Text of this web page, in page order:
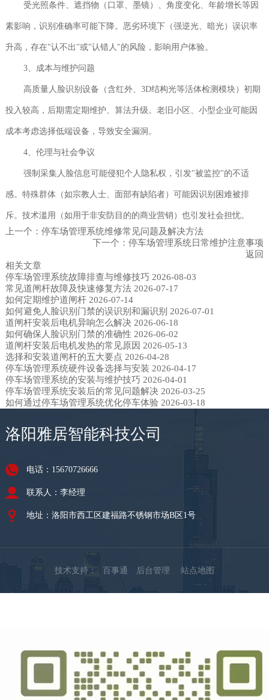
受光照条件、遮挡物（口罩、墨镜）、角度变化、年龄增长等因
素影响，识别准确率可能下降。恶劣环境下（强逆光、暗光）误识率
升高，存在"认不出"或"认错人"的风险，影响用户体验。
3、成本与维护问题
高质量人脸识别设备（含红外、3D结构光等活体检测模块）初期
投入较高，后期需定期维护、算法升级。老旧小区、小型企业可能因
成本考虑选择低端设备，导致安全漏洞。
4、伦理与社会争议
强制采集人脸信息可能侵犯个人隐私权，引发"被监控"的不适
感。特殊群体（如宗教人士、面部有缺陷者）可能因识别困难被排
斥。技术滥用（如用于非安防目的的商业营销）也引发社会担忧。
上一个： 停车场管理系统维修常见问题及解决方法
下一个：停车场管理系统日常维护注意事项
返回
相关文章
停车场管理系统故障排查与维修技巧 2026-08-03
常见道闸杆故障及快速修复方法 2026-07-17
如何定期维护道闸杆 2026-07-14
如何避免人脸识别门禁的误识别和漏识别 2026-07-01
道闸杆安装后电机异响怎么解决 2026-06-18
如何确保人脸识别门禁的准确性 2026-06-02
道闸杆安装后电机发热的常见原因 2026-05-13
选择和安装道闸杆的五大要点 2026-04-28
停车场管理系统硬件设备选择与安装 2026-04-17
停车场管理系统的安装与维护技巧 2026-04-01
停车场管理系统安装后的常见问题解决 2026-03-25
如何通过停车场管理系统优化停车体验 2026-03-18
洛阳雅居智能科技公司
电话：15670726666
联系人：李经理
地址：洛阳市西工区建福路不锈钢市场B区1号
技术支持： 百事通 后台管理 站点地图